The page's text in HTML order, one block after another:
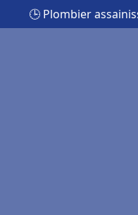
🕒 Plombier